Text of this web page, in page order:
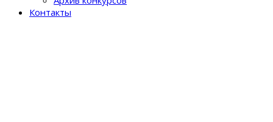
Контакты